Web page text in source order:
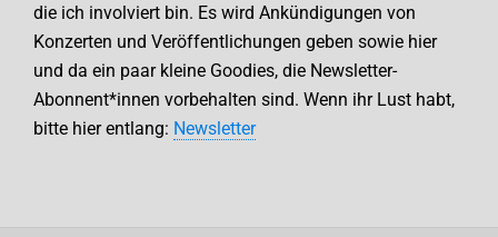
die ich involviert bin. Es wird Ankündigungen von
Konzerten und Veröffentlichungen geben sowie hier
und da ein paar kleine Goodies, die Newsletter-
Abonnent*innen vorbehalten sind. Wenn ihr Lust habt,
bitte hier entlang: Newsletter